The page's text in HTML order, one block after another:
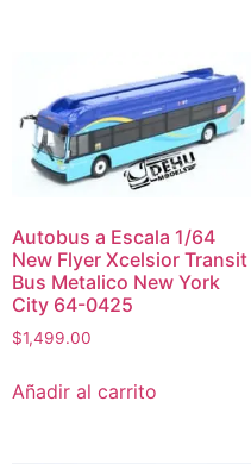
Autobus a Escala 1/64
New Flyer Xcelsior Transit
Bus Metalico New York
City 64-0425
$1,499.00
Añadir al carrito